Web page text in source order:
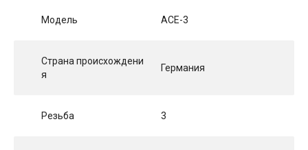
Модель ACE-3
Страна происхождени
я
Германия
Резьба 3